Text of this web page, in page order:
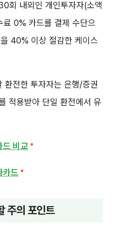
회 내외인 개인투자자(소액
료 0% 카드를 결제 수단으
40% 이상 절감한 케이스
환전한 투자자는 은행/증권
적용받아 단일 환전에서 유
드 비교
카드
주의 포인트